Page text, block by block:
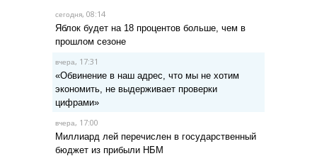
сегодня, 08:14
Яблок будет на 18 процентов больше, чем в
прошлом сезоне
вчера, 17:31
«Обвинение в наш адрес, что мы не хотим
экономить, не выдерживает проверки
цифрами»
вчера, 17:00
Миллиард лей перечислен в государственный
бюджет из прибыли НБМ